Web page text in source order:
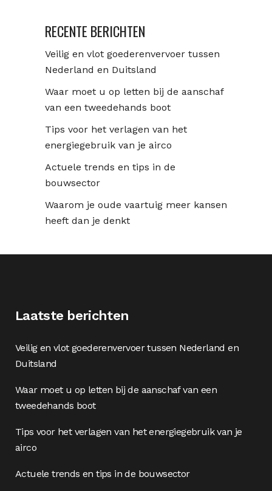
RECENTE BERICHTEN
Veilig en vlot goederenvervoer tussen
Nederland en Duitsland
Waar moet u op letten bij de aanschaf
van een tweedehands boot
Tips voor het verlagen van het
energiegebruik van je airco
Actuele trends en tips in de
bouwsector
Waarom je oude vaartuig meer kansen
heeft dan je denkt
Laatste berichten
Veilig en vlot goederenvervoer tussen Nederland en
Duitsland
Waar moet u op letten bij de aanschaf van een
tweedehands boot
Tips voor het verlagen van het energiegebruik van je
airco
Actuele trends en tips in de bouwsector